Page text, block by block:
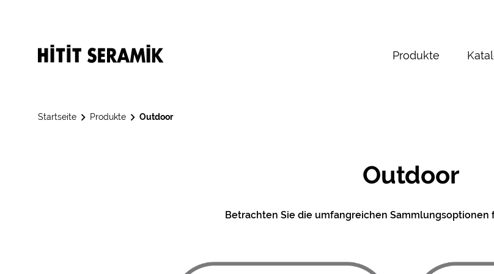
Produkte
Startseite Produkte Outdoor
Outdoor
Betrachten Sie die umfangreichen Sammlungsoptionen